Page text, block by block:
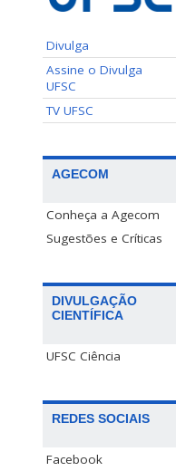
Divulga
Assine o Divulga
UFSC
TV UFSC
AGECOM
Conheça a Agecom
Sugestões e Críticas
DIVULGAÇÃO
CIENTÍFICA
UFSC Ciência
REDES SOCIAIS
Facebook